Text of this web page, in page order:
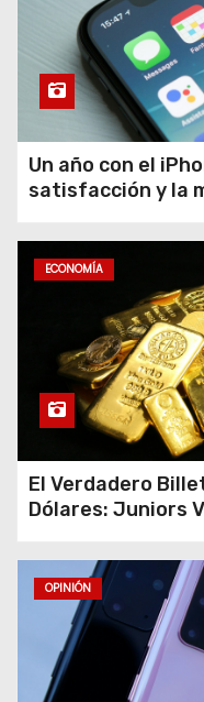
La
del
las
Un año con el
satisfacción y la
ECONOMÍA
El Verdadero
Dólares: Juniors
OPINIÓN